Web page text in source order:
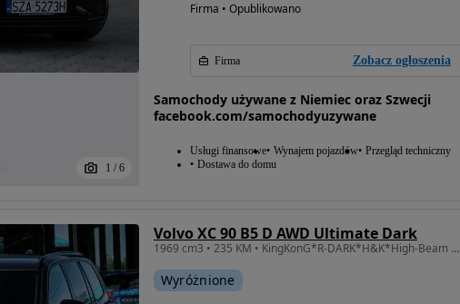
1 / 6
Firma • Opublikowano
Firma Zobacz ogłoszenia
Samochody używane z Niemiec oraz Szwecji
facebook.com/samochodyuzywane
Usługi finansowe Wynajem pojazdów Przegląd techniczny
Dostawa do domu
Volvo XC 90 B5 D AWD Ultimate Dark
1969 cm3 • 235 KM • KingKonG*R-DARK*H&K*High-Beam LED*RADAR ACC*Lane Ass+Kamera 360*EL.HaK
Wyróżnione